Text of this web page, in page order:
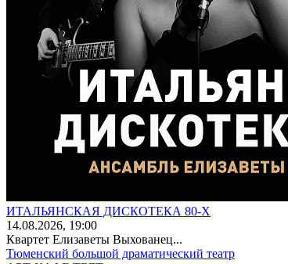
ИТАЛЬЯНСКАЯ ДИСКОТЕКА 80-Х
14.08.2026, 19:00
Квартет Елизаветы Выхованец...
Тюменский большой драматический театр